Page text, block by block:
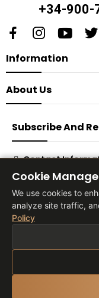
+34-900-
Information
About Us
Subscribe And
Contact
® 2026 Vita Tienda
Cookie
We use cookies to
analyze site traffic,
Policy